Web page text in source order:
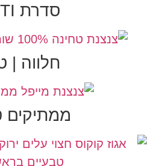
סדרת MUTTI
חלווה |
ממתיקים